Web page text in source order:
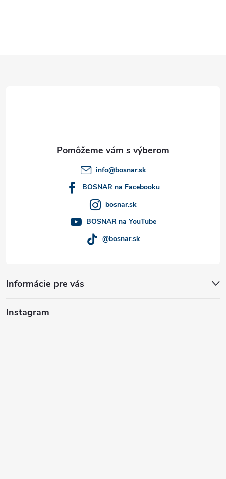
p
Informácie pre vás
info@bosnar.sk
BOSNAR na Facebooku
bosnar.sk
BOSNAR na YouTube
@bosnar.sk
Instagram